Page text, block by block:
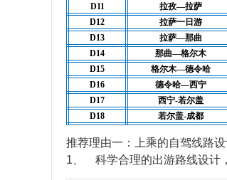
D11
拉孜—拉萨
D12
拉萨一日游
D13
拉萨—那曲
D14
那曲—格尔木
D15
格尔木—德令哈
D16
德令哈—西宁
D17
西宁-若尔盖
D18
若尔盖-成都
推荐理由一：上乘的自驾线路
1、 科学合理的出游路线设计